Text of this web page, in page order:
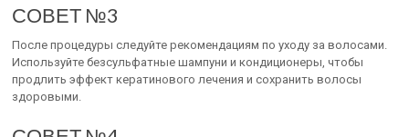
СОВЕТ №3
После процедуры следуйте рекомендациям по уходу за волосами.
Используйте безсульфатные шампуни и кондиционеры, чтобы
продлить эффект кератинового лечения и сохранить волосы
здоровыми.